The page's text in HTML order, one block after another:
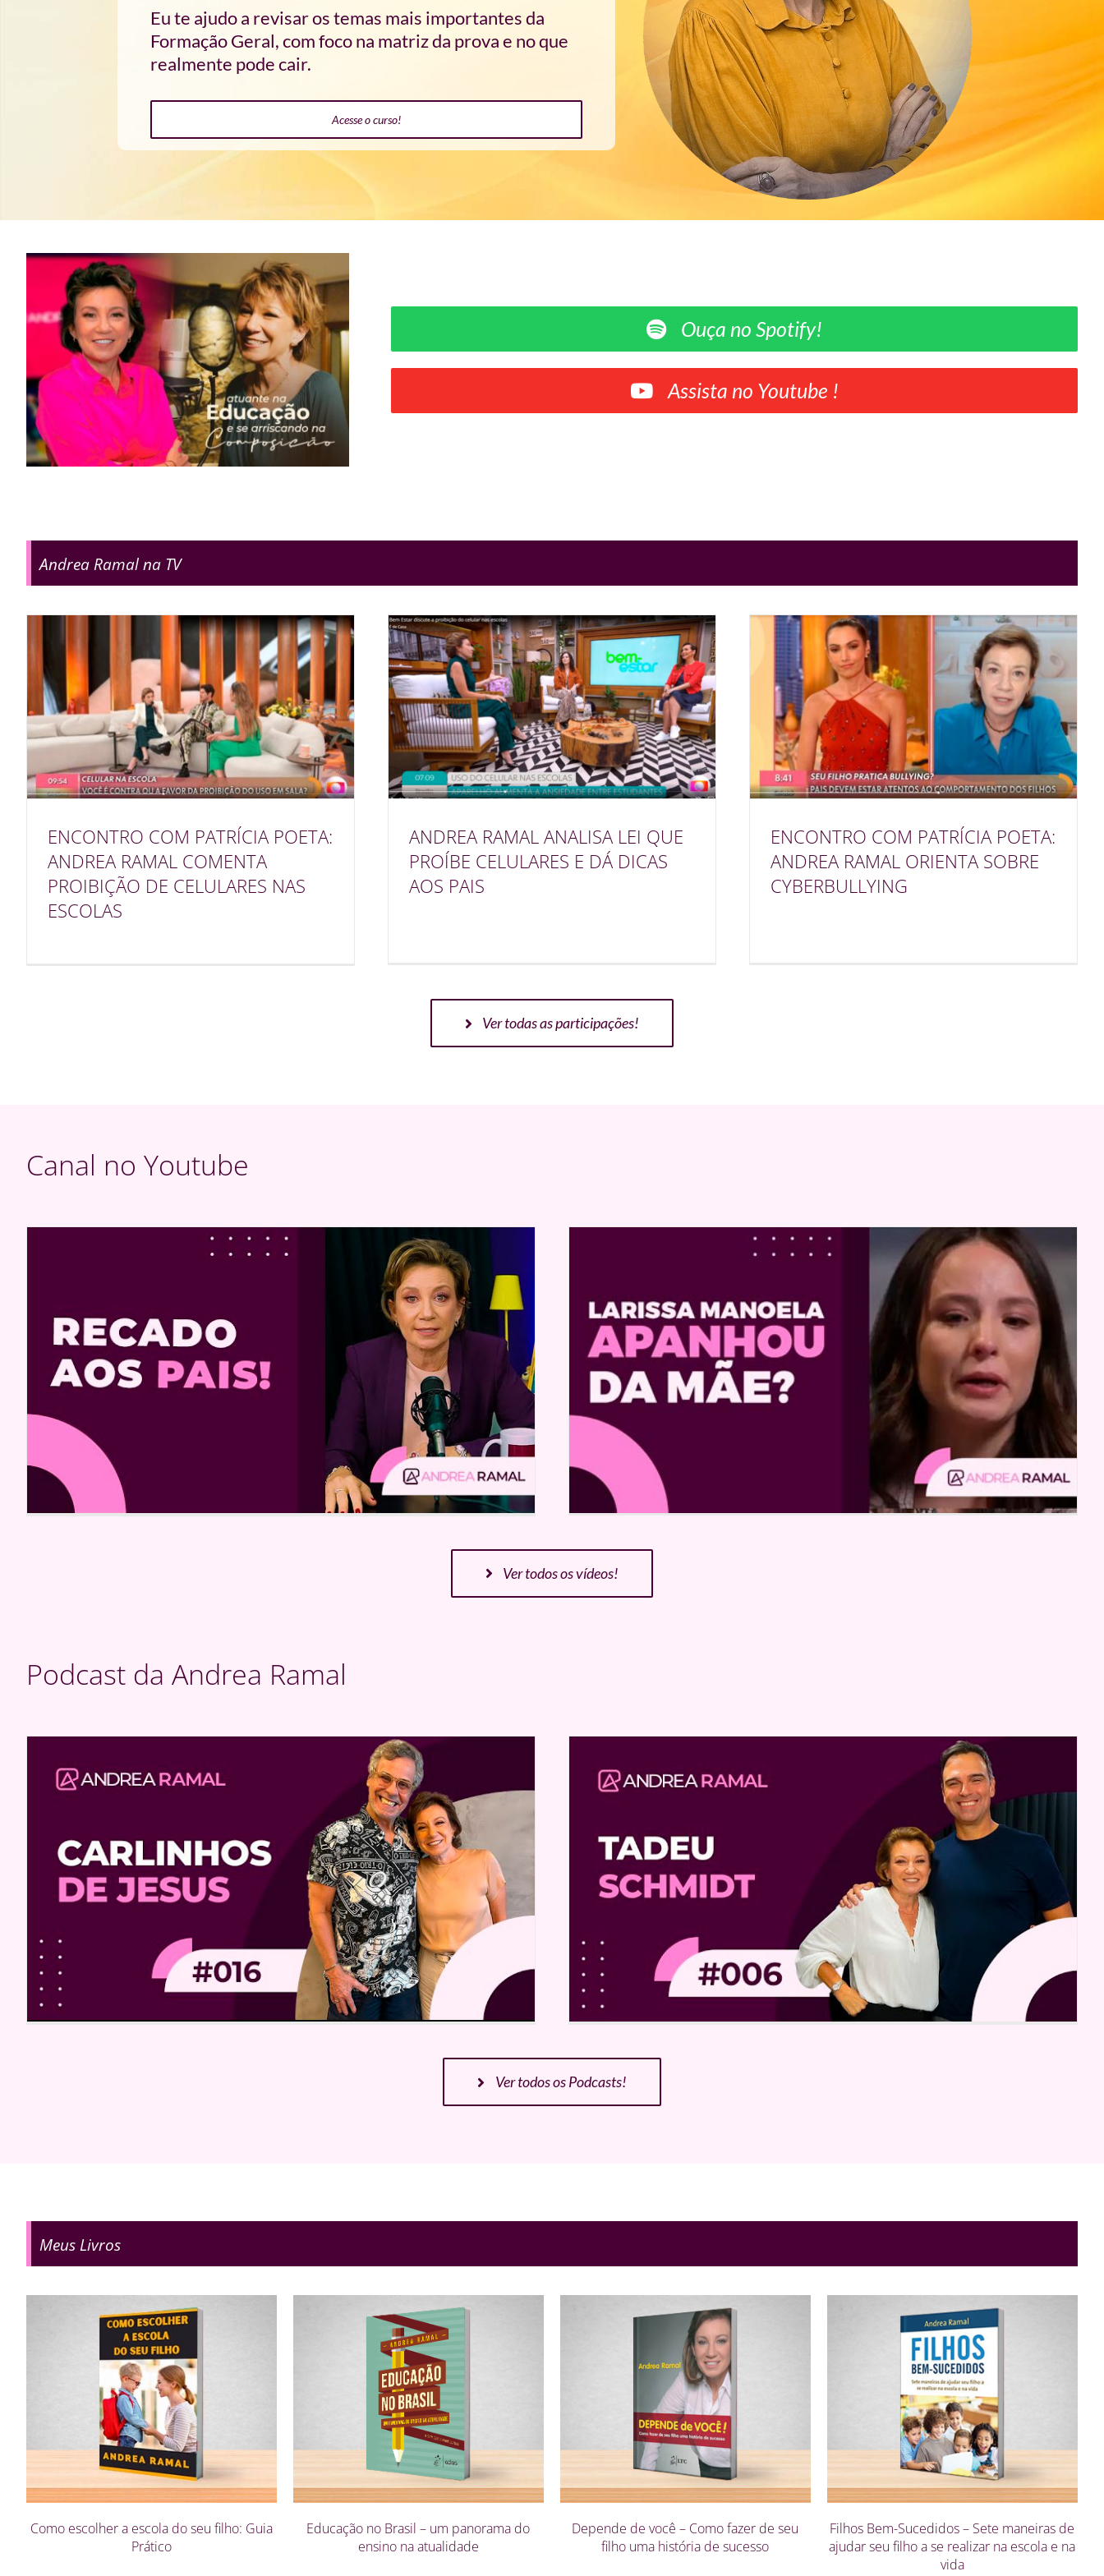
Eu te ajudo a revisar os temas mais importantes da
Formação Geral, com foco na matriz da prova e no que
realmente pode cair.
Acesse o curso!
Ouça no Spotify!
Assista no Youtube !
Andrea Ramal na TV
ENCONTRO COM PATRÍCIA POETA:
ANDREA RAMAL COMENTA
PROIBIÇÃO DE CELULARES NAS
ESCOLAS
ANDREA RAMAL ANALISA LEI QUE
PROÍBE CELULARES E DÁ DICAS
AOS PAIS
ENCONTRO COM PATRÍCIA POETA:
ANDREA RAMAL ORIENTA SOBRE
CYBERBULLYING
Ver todas as participações!
Canal no Youtube
Ver todos os vídeos!
Podcast da Andrea Ramal
Ver todos os Podcasts!
Meus Livros
Como escolher a escola do seu filho: Guia
Prático
Educação no Brasil – um panorama do
ensino na atualidade
Depende de você – Como fazer de seu
filho uma história de sucesso
Filhos Bem-Sucedidos – Sete maneiras de
ajudar seu filho a se realizar na escola e na
vida